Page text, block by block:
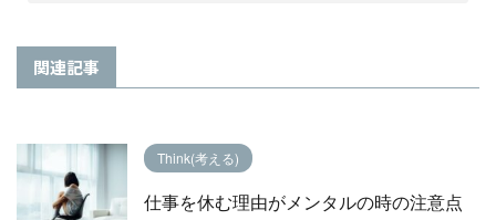
関連記事
Think(考える)
仕事を休む理由がメンタルの時の注意点